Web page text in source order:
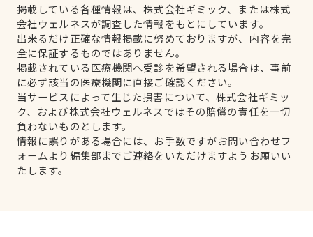
掲載している各種情報は、株式会社ギミック、または株式
会社ウェルネスが調査した情報をもとにしています。
出来るだけ正確な情報掲載に努めておりますが、内容を完
全に保証するものではありません。
掲載されている医療機関へ受診を希望される場合は、事前
に必ず該当の医療機関に直接ご確認ください。
当サービスによって生じた損害について、株式会社ギミッ
ク、および株式会社ウェルネスではその賠償の責任を一切
負わないものとします。
情報に誤りがある場合には、お手数ですがお問い合わせフ
ォームより編集部までご連絡をいただけますようお願いい
たします。